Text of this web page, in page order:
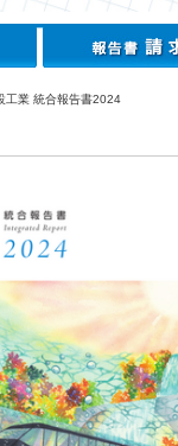
工業 統合報告書2024